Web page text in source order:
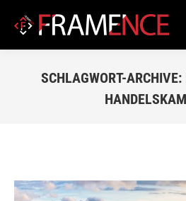
SCHLAGWORT-ARCHIVE: